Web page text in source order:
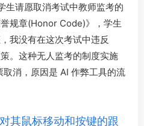
生请愿取消考试中教师监考的
规章(Honor Code)》，学生
我没有在这次考试中违反
。这种无人监考的制度实施
消，原因是 AI 作弊工具的流
其鼠标移动和按键的跟